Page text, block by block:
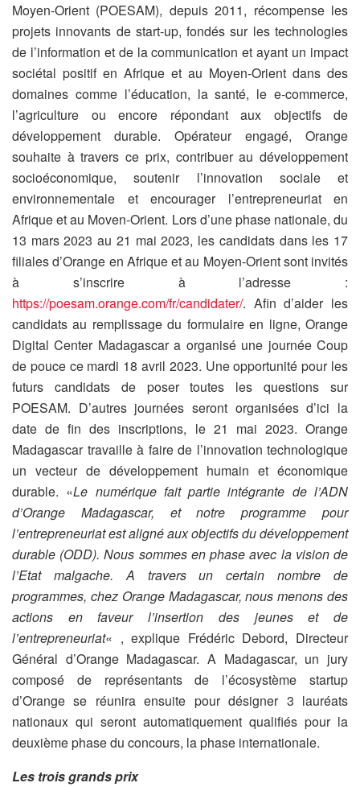
Moyen-Orient (POESAM), depuis 2011, récompense les
projets innovants de start-up, fondés sur les technologies
de l’information et de la communication et ayant un impact
sociétal positif en Afrique et au Moyen-Orient dans des
domaines comme l’éducation, la santé, le e-commerce,
l’agriculture ou encore répondant aux objectifs de
développement durable. Opérateur engagé, Orange
souhaite à travers ce prix, contribuer au développement
socioéconomique, soutenir l’innovation sociale et
environnementale et encourager l’entrepreneuriat en
Afrique et au Moven-Orient. Lors d’une phase nationale, du
13 mars 2023 au 21 mai 2023, les candidats dans les 17
filiales d’Orange en Afrique et au Moyen-Orient sont invités
à s’inscrire à l’adresse :
https://poesam.orange.com/fr/candidater/. Afin d’aider les
candidats au remplissage du formulaire en ligne, Orange
Digital Center Madagascar a organisé une journée Coup
de pouce ce mardi 18 avril 2023. Une opportunité pour les
futurs candidats de poser toutes les questions sur
POESAM. D’autres journées seront organisées d’ici la
date de fin des inscriptions, le 21 mai 2023. Orange
Madagascar travaille à faire de l’innovation technologique
un vecteur de développement humain et économique
durable. «Le numérique fait partie intégrante de l’ADN
d’Orange Madagascar, et notre programme pour
l’entrepreneuriat est aligné aux objectifs du développement
durable (ODD). Nous sommes en phase avec la vision de
l’Etat malgache. A travers un certain nombre de
programmes, chez Orange Madagascar, nous menons des
actions en faveur l’insertion des jeunes et de
l’entrepreneuriat« , explique Frédéric Debord, Directeur
Général d’Orange Madagascar. A Madagascar, un jury
composé de représentants de l’écosystème startup
d’Orange se réunira ensuite pour désigner 3 lauréats
nationaux qui seront automatiquement qualifiés pour la
deuxième phase du concours, la phase internationale.
Les trois grands prix